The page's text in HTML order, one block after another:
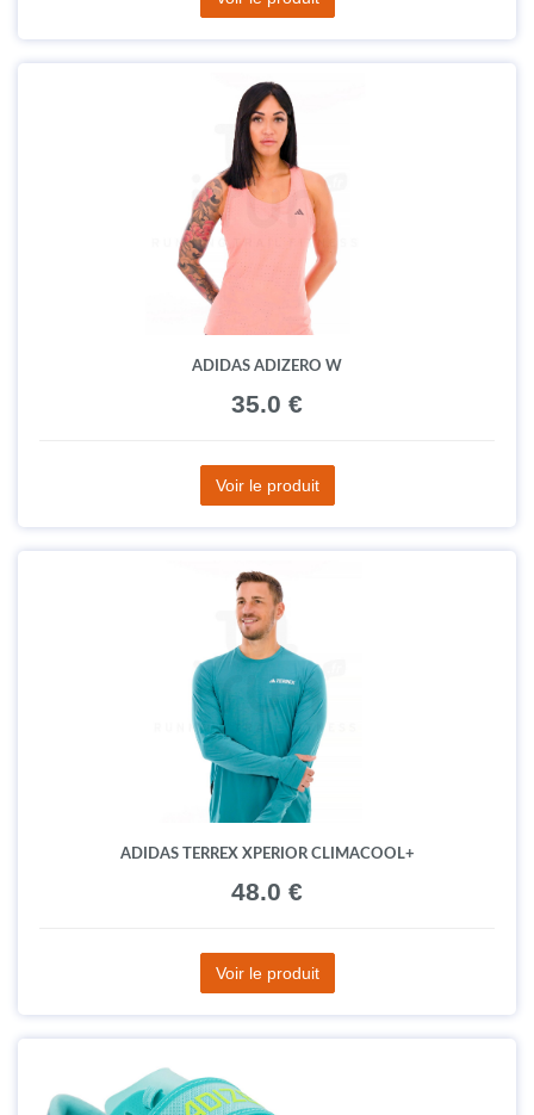
ADIDAS ADIZERO W
35.0 €
Voir le produit
ADIDAS TERREX XPERIOR CLIMACOOL+
48.0 €
Voir le produit